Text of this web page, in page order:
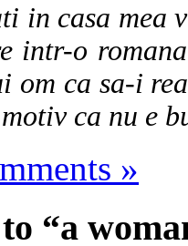
in casa mea
intr-o
om ca sa-i
ca nu e
»
“a